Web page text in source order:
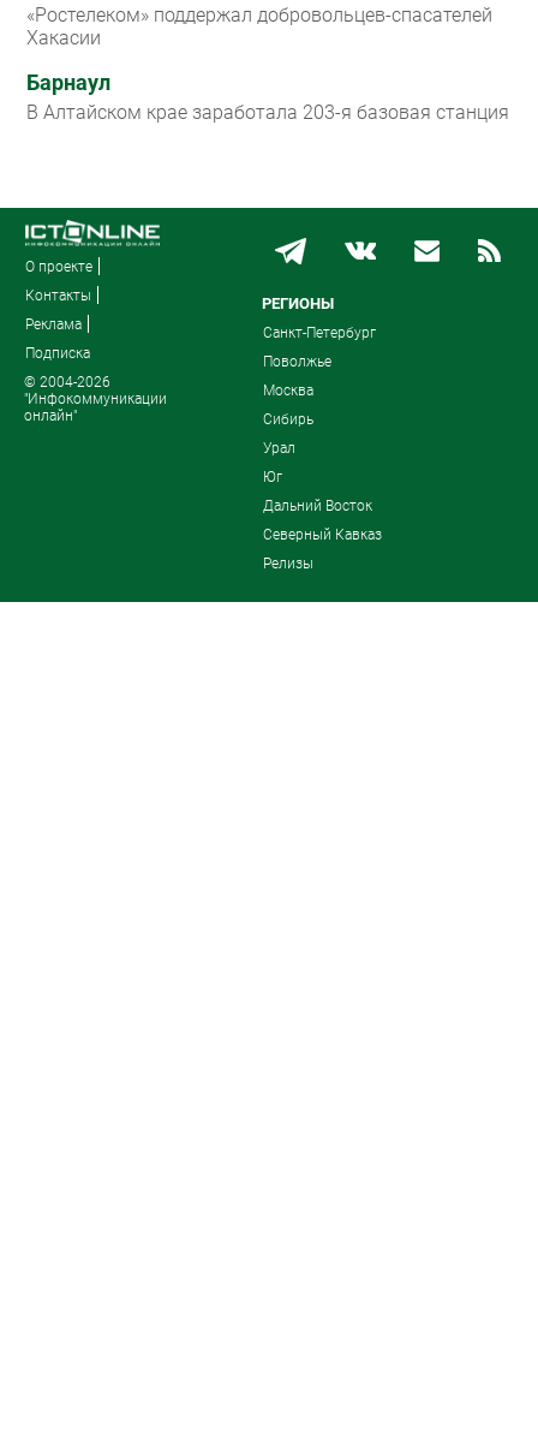
«Ростелеком» поддержал добровольцев-спасателей
Хакасии
Барнаул
В Алтайском крае заработала 203-я базовая станция
О проекте
Контакты
Реклама
Подписка
© 2004-2026
"Инфокоммуникации
онлайн"
РЕГИОНЫ
Санкт-Петербург
Поволжье
Москва
Сибирь
Урал
Юг
Дальний Восток
Северный Кавказ
Релизы